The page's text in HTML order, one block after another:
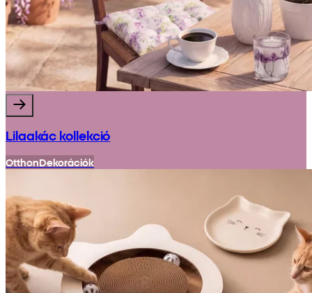
Lilaakác kollekció
OtthonDekorációk